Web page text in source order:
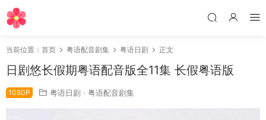
当前位置： 首页 粤语配音剧集 粤语日剧 正文
日剧悠长假期粤语配音版全11集 长假粤语版
1080P 粤语日剧 · 粤语配音剧集